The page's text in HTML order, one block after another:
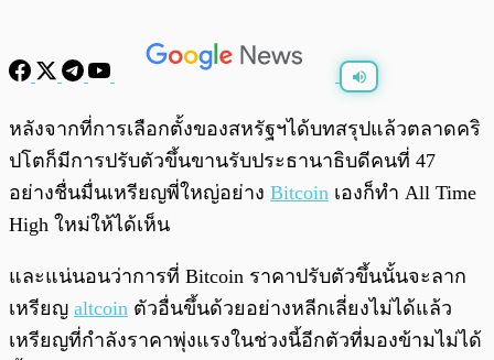
พร้อมเล่น 0:00
หลังจากที่การเลือกตั้งของสหรัฐฯได้บทสรุปแล้วตลาดคริ
ปโตก็มีการปรับตัวขึ้นขานรับประธานาธิบดีคนที่ 47
อย่างชื่นมื่นเหรียญพี่ใหญ่อย่าง Bitcoin เองก็ทำ All Time
High ใหม่ให้ได้เห็น
และแน่นอนว่าการที่ Bitcoin ราคาปรับตัวขึ้นนั้นจะลาก
เหรียญ altcoin ตัวอื่นขึ้นด้วยอย่างหลีกเลี่ยงไม่ได้แล้ว
เหรียญที่กำลังราคาพุ่งแรงในช่วงนี้อีกตัวที่มองข้ามไม่ได้